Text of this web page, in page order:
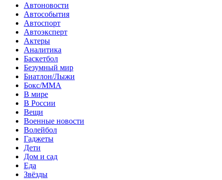
Автоновости
Автособытия
Автоспорт
Автоэксперт
Актеры
Аналитика
Баскетбол
Безумный мир
Биатлон/Лыжи
Бокс/MMA
В мире
В России
Вещи
Военные новости
Волейбол
Гаджеты
Дети
Дом и сад
Еда
Звёзды